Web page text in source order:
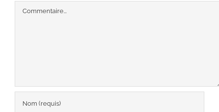
Commentaire